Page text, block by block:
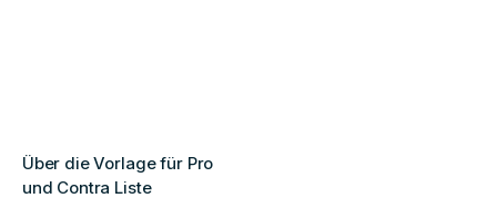
Über die Vorlage für Pro
und Contra Liste